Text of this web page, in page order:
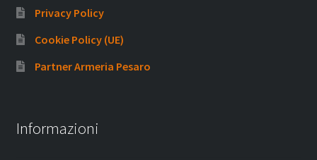
Privacy Policy
Cookie Policy (UE)
Partner Armeria Pesaro
Informazioni